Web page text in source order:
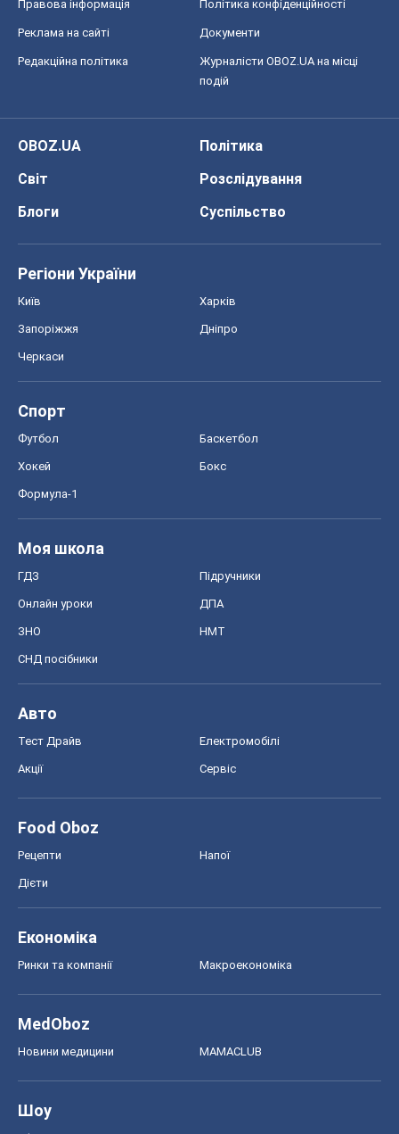
Правова інформація Політика конфіденційності
Реклама на сайті Документи
Редакційна політика
Журналісти OBOZ.UA на місці
подій
OBOZ.UA
Політика
Світ
Розслідування
Блоги
Суспільство
Регіони України
Київ Харків
Запоріжжя Дніпро
Черкаси
Спорт
Футбол Баскетбол
Хокей Бокс
Формула-1
Моя школа
ГДЗ Підручники
Онлайн уроки ДПА
ЗНО НМТ
СНД посібники
Авто
Тест Драйв Електромобілі
Акції Сервіс
Food Oboz
Рецепти Напої
Дієти
Економіка
Ринки та компанії Макроекономіка
MedOboz
Новини медицини MAMACLUB
Шоу